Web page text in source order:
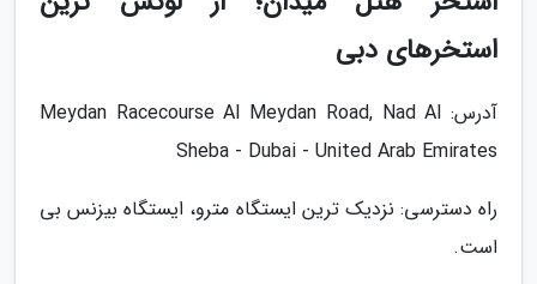
استخرهای دبی
آدرس: Meydan Racecourse Al Meydan Road, Nad Al
Sheba - Dubai - United Arab Emirates
راه دسترسی: نزدیک ترین ایستگاه مترو، ایستگاه بیزنس بی
است.